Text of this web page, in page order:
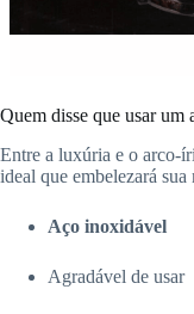
Quem disse que usar
Entre a luxúria e o arco-
ideal que embelezará
Aço inoxidável
Agradável de usar